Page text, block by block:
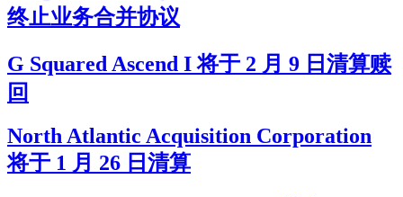
终止业务合并协议
G Squared Ascend I 将于 2 月 9 日清算赎
回
North Atlantic Acquisition Corporation
将于 1 月 26 日清算